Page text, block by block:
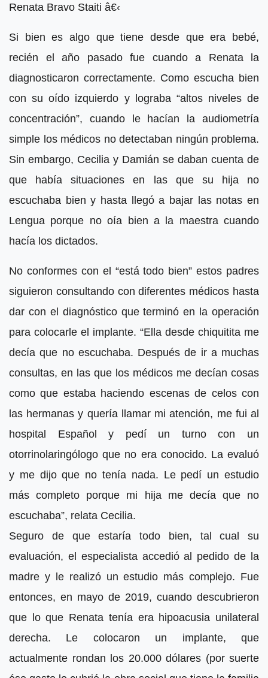
Renata Bravo Staiti â€‹
Si bien es algo que tiene desde que era bebé,
recién el año pasado fue cuando a Renata la
diagnosticaron correctamente. Como escucha bien
con su oído izquierdo y lograba “altos niveles de
concentración”, cuando le hacían la audiometría
simple los médicos no detectaban ningún problema.
Sin embargo, Cecilia y Damián se daban cuenta de
que había situaciones en las que su hija no
escuchaba bien y hasta llegó a bajar las notas en
Lengua porque no oía bien a la maestra cuando
hacía los dictados.
No conformes con el “está todo bien” estos padres
siguieron consultando con diferentes médicos hasta
dar con el diagnóstico que terminó en la operación
para colocarle el implante. “Ella desde chiquitita me
decía que no escuchaba. Después de ir a muchas
consultas, en las que los médicos me decían cosas
como que estaba haciendo escenas de celos con
las hermanas y quería llamar mi atención, me fui al
hospital Español y pedí un turno con un
otorrinolaringólogo que no era conocido. La evaluó
y me dijo que no tenía nada. Le pedí un estudio
más completo porque mi hija me decía que no
escuchaba”, relata Cecilia.
Seguro de que estaría todo bien, tal cual su
evaluación, el especialista accedió al pedido de la
madre y le realizó un estudio más complejo. Fue
entonces, en mayo de 2019, cuando descubrieron
que lo que Renata tenía era hipoacusia unilateral
derecha. Le colocaron un implante, que
actualmente rondan los 20.000 dólares (por suerte